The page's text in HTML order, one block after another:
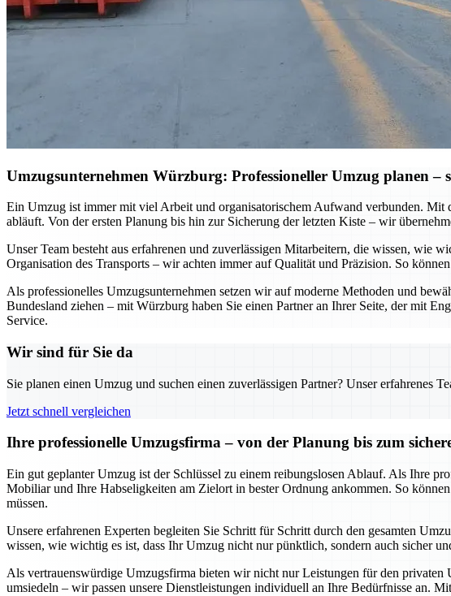
Umzugsunternehmen Würzburg: Professioneller Umzug planen –
Ein Umzug ist immer mit viel Arbeit und organisatorischem Aufwand verbunden. Mit
abläuft. Von der ersten Planung bis hin zur Sicherung der letzten Kiste – wir
Unser Team besteht aus erfahrenen und zuverlässigen Mitarbeitern, die wissen, wie
Organisation des Transports – wir achten immer auf Qualität und Präzision. So
Als professionelles Umzugsunternehmen setzen wir auf moderne Methoden und
Bundesland ziehen – mit Würzburg haben Sie einen Partner an Ihrer Seite, der mit
Service.
Wir sind für Sie da
Sie planen einen Umzug und suchen einen zuverlässigen Partner? Unser erfahrenes
Jetzt schnell vergleichen
Ihre professionelle Umzugsfirma – von der Planung bis zum
Ein gut geplanter Umzug ist der Schlüssel zu einem reibungslosen Ablauf. Als Ihre
Mobiliar und Ihre Habseligkeiten am Zielort in bester Ordnung ankommen. So
müssen.
Unsere erfahrenen Experten begleiten Sie Schritt für Schritt durch den gesamten
wissen, wie wichtig es ist, dass Ihr Umzug nicht nur pünktlich, sondern auch sicher
Als vertrauenswürdige Umzugsfirma bieten wir nicht nur Leistungen für den
umsiedeln – wir passen unsere Dienstleistungen individuell an Ihre Bedürfnisse an.